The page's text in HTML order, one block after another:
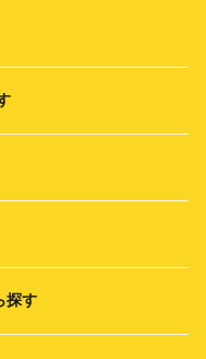
探す